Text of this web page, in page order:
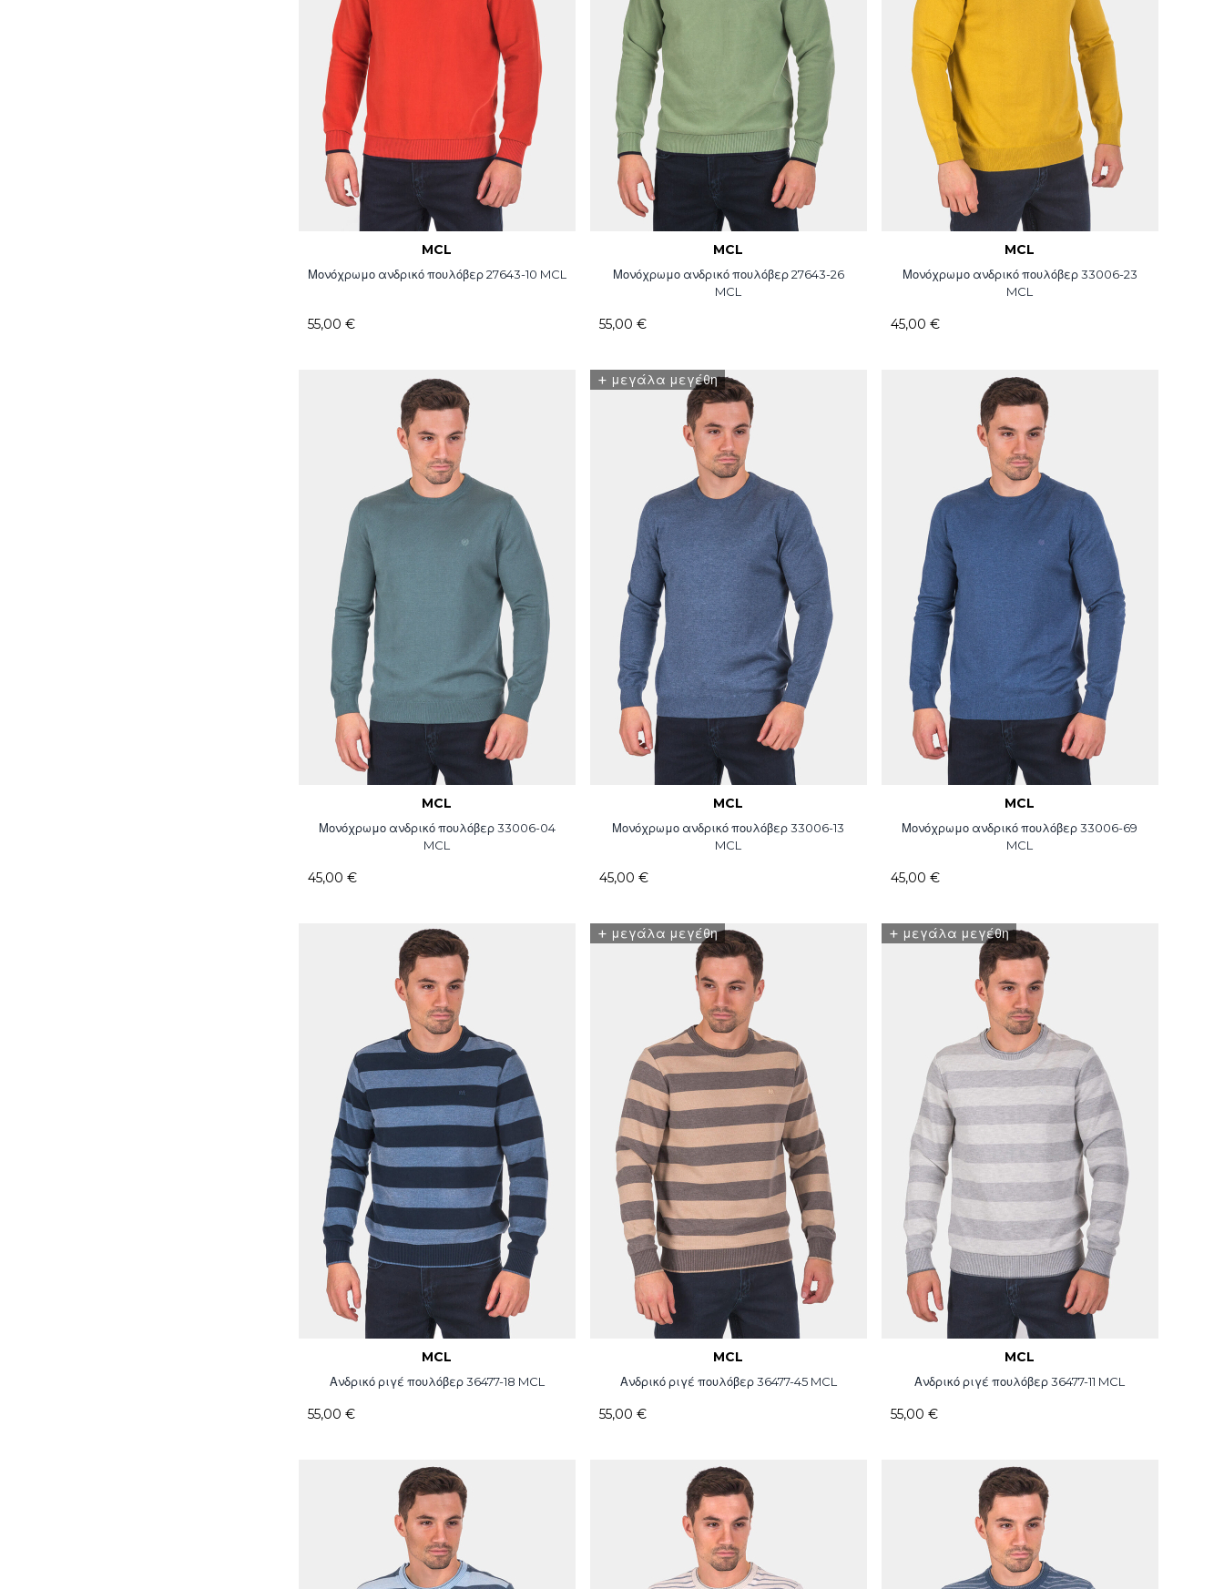
MCL
Μονόχρωμο ανδρικό πουλόβερ 27643-10 MCL
55,00 €
MCL
Μονόχρωμο ανδρικό πουλόβερ 27643-26
MCL
55,00 €
MCL
Μονόχρωμο ανδρικό πουλόβερ 33006-23
MCL
45,00 €
MCL
Μονόχρωμο ανδρικό πουλόβερ 33006-04
MCL
45,00 €
+ μεγάλα μεγέθη
MCL
Μονόχρωμο ανδρικό πουλόβερ 33006-13
MCL
45,00 €
MCL
Μονόχρωμο ανδρικό πουλόβερ 33006-69
MCL
45,00 €
MCL
Ανδρικό ριγέ πουλόβερ 36477-18 MCL
55,00 €
+ μεγάλα μεγέθη
MCL
Ανδρικό ριγέ πουλόβερ 36477-45 MCL
55,00 €
+ μεγάλα μεγέθη
MCL
Ανδρικό ριγέ πουλόβερ 36477-11 MCL
55,00 €